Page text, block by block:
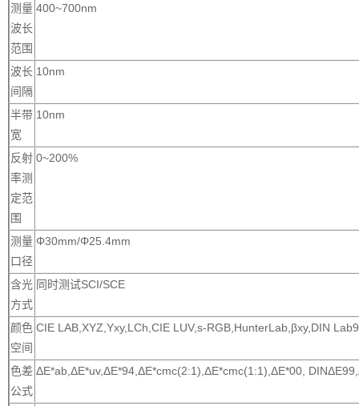
测量
波长
范围
400~700nm
波长
间隔
10nm
半带
宽
10nm
反射
率测
定范
围
0~200%
测量
口径
Φ30mm/Φ25.4mm
含光
方式
同时测试SCI/SCE
颜色
空间
CIE LAB,XYZ,Yxy,LCh,CIE LUV,s-RGB,HunterLab,βxy,DIN
色差
公式
ΔE*ab,ΔE*uv,ΔE*94,ΔE*cmc(2:1),ΔE*cmc(1:1),ΔE*00,